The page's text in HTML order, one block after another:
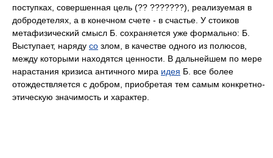
поступках, совершенная цель (?? ???????), реализуемая в
добродетелях, а в конечном счете - в счастье. У стоиков
метафизический смысл Б. сохраняется уже формально: Б.
Выступает, наряду со злом, в качестве одного из полюсов,
между которыми находятся ценности. В дальнейшем по мере
нарастания кризиса античного мира идея Б. все более
отождествляется с добром, приобретая тем самым конкретно-
этическую значимость и характер.